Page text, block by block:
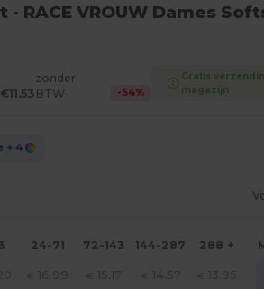
- RACE VROUW Dames
€11.53
zonder
BTW
-54%
Gratis
magazijn
+ 4
24-71 72-143 144-287 288 +